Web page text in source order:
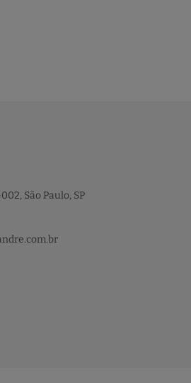
São Paulo, SP